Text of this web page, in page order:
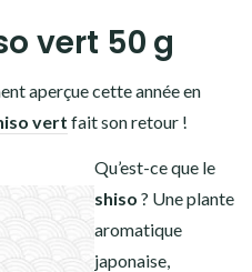
vert 50 g
aperçue cette année en
vert fait son retour !
Qu’est-ce que le
shiso ? Une plante
aromatique
japonaise,